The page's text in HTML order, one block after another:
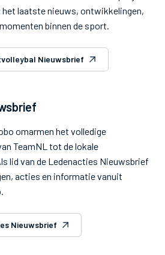
laatste nieuws, ontwikkelingen,
binnen de sport.
Nieuwsbrief
omarmen het volledige
TeamNL tot de lokale
lid van de Ledenacties Nieuwsbrief
acties en informatie vanuit
Nieuwsbrief